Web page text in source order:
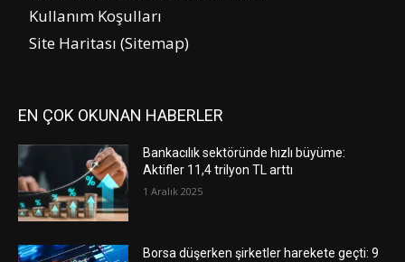
Kullanım Koşulları
Site Haritası (Sitemap)
EN ÇOK OKUNAN HABERLER
Bankacılık sektöründe hızlı büyüme:
Aktifler 11,4 trilyon TL arttı
1 Aralık 2025
Borsa düşerken şirketler harekete geçti: 9